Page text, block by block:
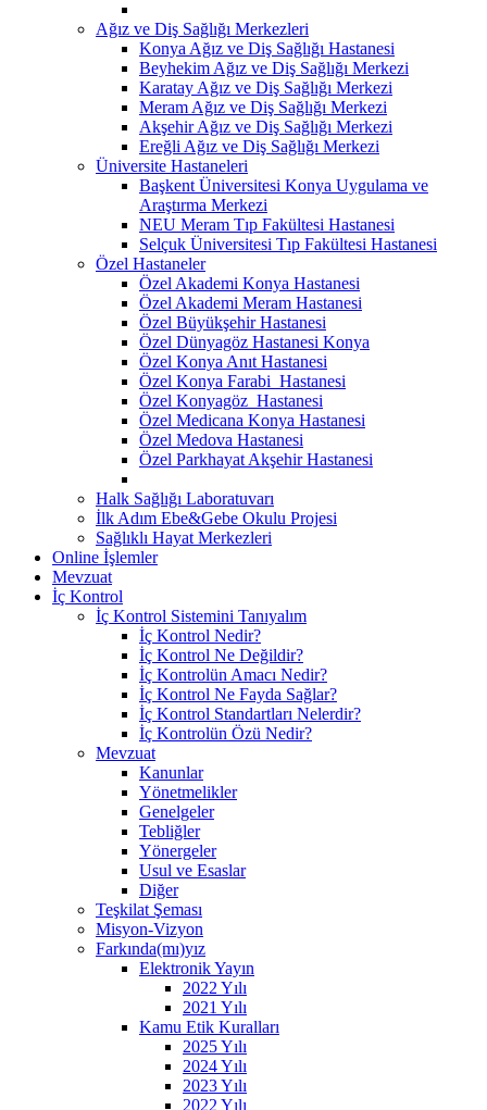
Ağız ve Diş Sağlığı Merkezleri
Konya Ağız ve Diş Sağlığı Hastanesi
Beyhekim Ağız ve Diş Sağlığı Merkezi
Karatay Ağız ve Diş Sağlığı Merkezi
Meram Ağız ve Diş Sağlığı Merkezi
Akşehir Ağız ve Diş Sağlığı Merkezi
Ereğli Ağız ve Diş Sağlığı Merkezi
Üniversite Hastaneleri
Başkent Üniversitesi Konya Uygulama ve
Araştırma Merkezi
NEU Meram Tıp Fakültesi Hastanesi
Selçuk Üniversitesi Tıp Fakültesi Hastanesi
Özel Hastaneler
Özel Akademi Konya Hastanesi
Özel Akademi Meram Hastanesi
Özel Büyükşehir Hastanesi
Özel Dünyagöz Hastanesi Konya
Özel Konya Anıt Hastanesi
Özel Konya Farabi Hastanesi
Özel Konyagöz Hastanesi
Özel Medicana Konya Hastanesi
Özel Medova Hastanesi
Özel Parkhayat Akşehir Hastanesi
Halk Sağlığı Laboratuvarı
İlk Adım Ebe&Gebe Okulu Projesi
Sağlıklı Hayat Merkezleri
Online İşlemler
Mevzuat
İç Kontrol
İç Kontrol Sistemini Tanıyalım
İç Kontrol Nedir?
İç Kontrol Ne Değildir?
İç Kontrolün Amacı Nedir?
İç Kontrol Ne Fayda Sağlar?
İç Kontrol Standartları Nelerdir?
İç Kontrolün Özü Nedir?
Mevzuat
Kanunlar
Yönetmelikler
Genelgeler
Tebliğler
Yönergeler
Usul ve Esaslar
Diğer
Teşkilat Şeması
Misyon-Vizyon
Farkında(mı)yız
Elektronik Yayın
2022 Yılı
2021 Yılı
Kamu Etik Kuralları
2025 Yılı
2024 Yılı
2023 Yılı
2022 Yılı